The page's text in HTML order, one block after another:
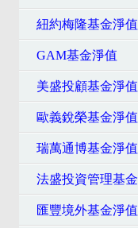
紐約梅隆基金淨值
GAM基金淨值
美盛投顧基金淨值
歐義銳榮基金淨值
瑞萬通博基金淨值
法盛投資管理基金
匯豐境外基金淨值